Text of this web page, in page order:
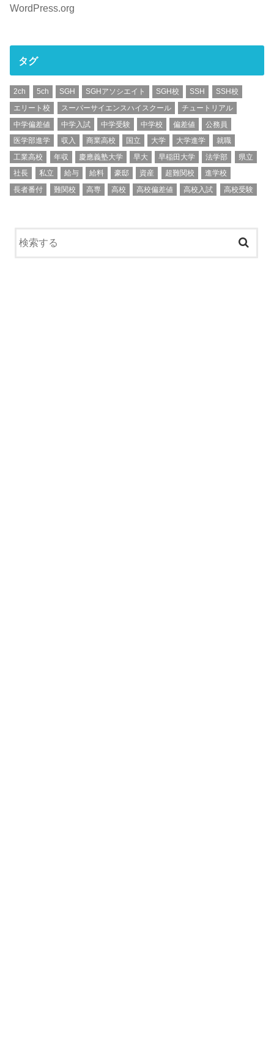
WordPress.org
タグ
2ch 5ch SGH SGHアソシエイト SGH校 SSH
SSH校
エリート校
スーパーサイエンスハイスクール
チュートリアル
中学偏差値
中学入試 中学受験 中学校 偏差値
公務員
医学部進学
収入 商業高校 国立 大学 大学進学
就職
工業高校
年収 慶應義塾大学 早大 早稲田大学 法学部
県立
社長
私立 給与 給料 豪邸 資産 超難関校
進学校
長者番付
難関校 高専 高校 高校偏差値 高校入試 高校受験